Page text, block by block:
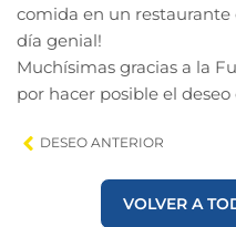
comida en un restaurante
día genial!
Muchísimas gracias a la
por hacer posible el
DESEO ANTERIOR
VOLVER A